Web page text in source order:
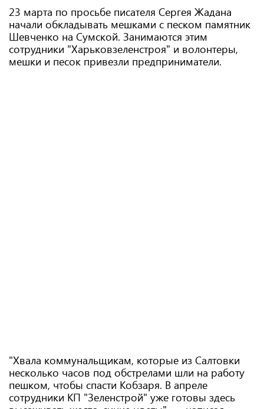
23 марта по просьбе писателя Сергея Жадана
начали обкладывать мешками с песком памятник
Шевченко на Сумской. Занимаются этим
сотрудники "Харьковзеленстроя" и волонтеры,
мешки и песок привезли предприниматели.
"Хвала коммунальщикам, которые из Салтовки
несколько часов под обстрелами шли на работу
пешком, чтобы спасти Кобзаря. В апреле
сотрудники КП "Зеленстрой" уже готовы здесь